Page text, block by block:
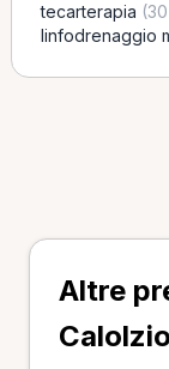
tecarterapia
linfodrenaggio
Altre